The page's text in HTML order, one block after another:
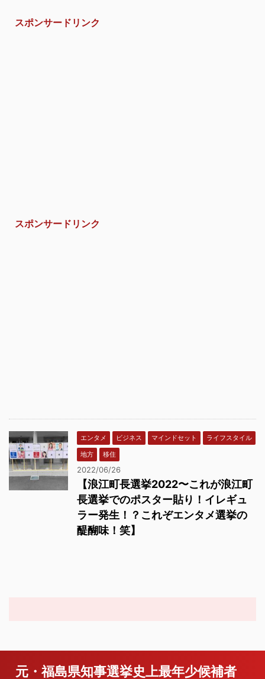
スポンサードリンク
スポンサードリンク
エンタメ ビジネス マインドセット
ライフスタイル
地方
移住
2022/06/26
【浪江町長選挙2022〜これが浪江町
長選挙でのポスター貼り！イレギュ
ラー発生！？これぞエンタメ選挙の
醍醐味！笑】
元・福島県知事選挙史上最年少候補者